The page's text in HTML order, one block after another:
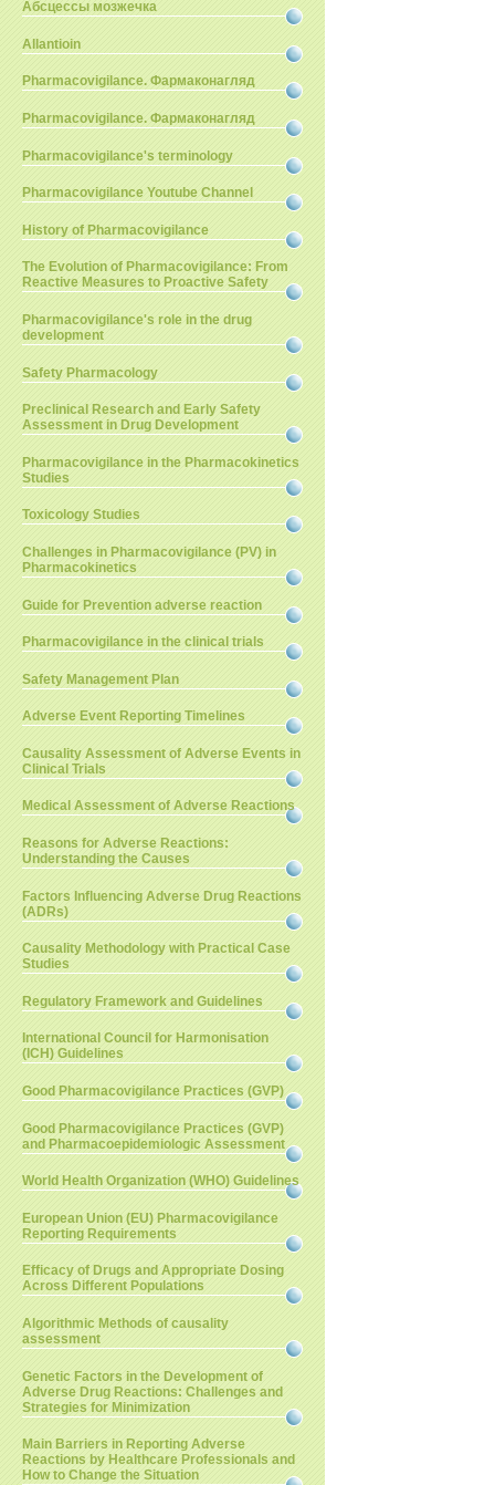
Абсцессы мозжечка
Allantioin
Pharmacovigilance. Фармаконагляд
Pharmacovigilance. Фармаконагляд
Pharmacovigilance's terminology
Pharmacovigilance Youtube Channel
History of Pharmacovigilance
The Evolution of Pharmacovigilance: From
Reactive Measures to Proactive Safety
Pharmacovigilance's role in the drug
development
Safety Pharmacology
Preclinical Research and Early Safety
Assessment in Drug Development
Pharmacovigilance in the Pharmacokinetics
Studies
Toxicology Studies
Challenges in Pharmacovigilance (PV) in
Pharmacokinetics
Guide for Prevention adverse reaction
Pharmacovigilance in the clinical trials
Safety Management Plan
Adverse Event Reporting Timelines
Causality Assessment of Adverse Events in
Clinical Trials
Medical Assessment of Adverse Reactions
Reasons for Adverse Reactions:
Understanding the Causes
Factors Influencing Adverse Drug Reactions
(ADRs)
Causality Methodology with Practical Case
Studies
Regulatory Framework and Guidelines
International Council for Harmonisation
(ICH) Guidelines
Good Pharmacovigilance Practices (GVP)
Good Pharmacovigilance Practices (GVP)
and Pharmacoepidemiologic Assessment
World Health Organization (WHO) Guidelines
European Union (EU) Pharmacovigilance
Reporting Requirements
Efficacy of Drugs and Appropriate Dosing
Across Different Populations
Algorithmic Methods of causality
assessment
Genetic Factors in the Development of
Adverse Drug Reactions: Challenges and
Strategies for Minimization
Main Barriers in Reporting Adverse
Reactions by Healthcare Professionals and
How to Change the Situation